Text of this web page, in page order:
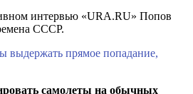
интервью «URA.RU» Попов
СССР.
выдержать прямое попадание,
самолеты на обычных